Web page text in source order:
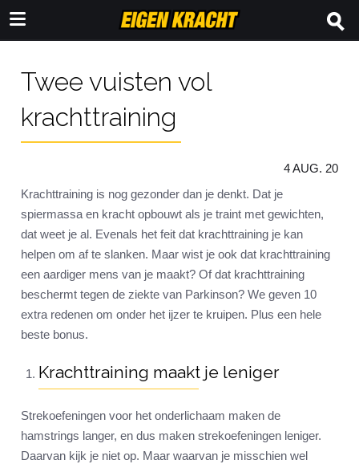
Twee vuisten vol
krachttraining
4 AUG. 20
Krachttraining is nog gezonder dan je denkt. Dat je
spiermassa en kracht opbouwt als je traint met gewichten,
dat weet je al. Evenals het feit dat krachttraining je kan
helpen om af te slanken. Maar wist je ook dat krachttraining
een aardiger mens van je maakt? Of dat krachttraining
beschermt tegen de ziekte van Parkinson? We geven 10
extra redenen om onder het ijzer te kruipen. Plus een hele
beste bonus.
Krachttraining maakt je leniger
Strekoefeningen voor het onderlichaam maken de
hamstrings langer, en dus maken strekoefeningen leniger.
Daarvan kijk je niet op. Maar waarvan je misschien wel